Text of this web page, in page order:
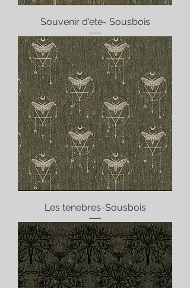
Souvenir d'ete- Sousbois
Les tenebres-Sousbois